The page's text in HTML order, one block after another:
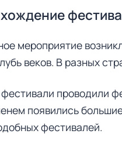
мероприятие
веков. В разных
проводили
появились
фестивалей.